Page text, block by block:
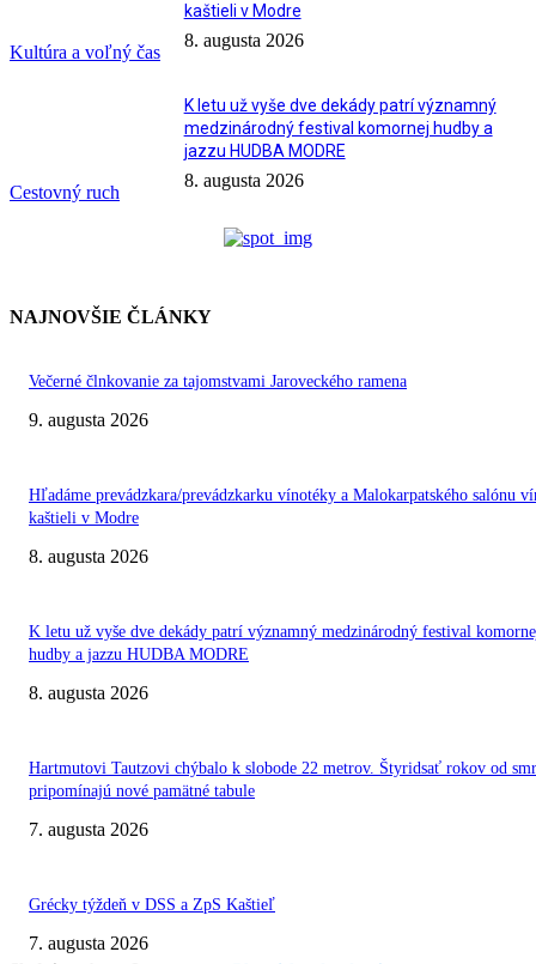
Kultúra a voľný čas
kaštieli v Modre
8. augusta 2026
Cestovný ruch
K letu už vyše dve dekády patrí významný
medzinárodný festival komornej hudby a
jazzu HUDBA MODRE
8. augusta 2026
NAJNOVŠIE ČLÁNKY
Večerné člnkovanie za tajomstvami Jaroveckého ramena
9. augusta 2026
Hľadáme prevádzkara/prevádzkarku vínotéky a Malokarpatského salónu
kaštieli v Modre
8. augusta 2026
K letu už vyše dve dekády patrí významný medzinárodný festival
hudby a jazzu HUDBA MODRE
8. augusta 2026
Hartmutovi Tautzovi chýbalo k slobode 22 metrov. Štyridsať rokov od
pripomínajú nové pamätné tabule
7. augusta 2026
Grécky týždeň v DSS a ZpS Kaštieľ
7. augusta 2026